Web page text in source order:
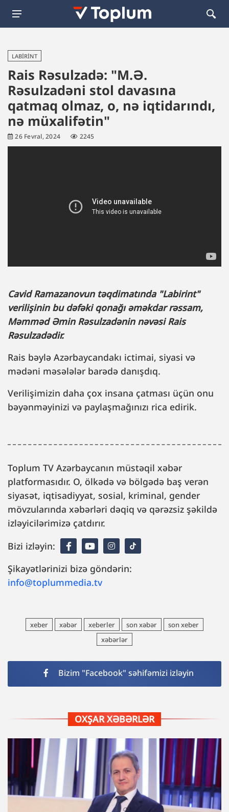
LABIRINT
Rais Rəsulzadə: "M.Ə.
Rəsulzadəni stol davasına
qatmaq olmaz, o, nə iqtidarındı,
nə müxalifətin"
26 Fevral, 2024 2245
Cavid Ramazanovun təqdimatında "Labirint"
verilişinin bu dəfəki qonağı əməkdar rəssam,
Məmməd Əmin Rəsulzadənin nəvəsi Rais
Rəsulzadədir.
Rais bəylə Azərbaycandakı ictimai, siyasi və
mədəni məsələlər barədə danışdıq.
Verilişimizin daha çox insana çatması üçün onu
bəyənməyinizi və paylaşmağınızı rica edirik.
Toplum TV Azərbaycanın müstəqil xəbər
platformasıdır. O, ölkədə və bölgədə baş verən
siyasət, iqtisadiyyat, sosial, kriminal, gender
mövzularında xəbərləri dəqiq və qərəzsiz şəkildə
izləyicilərimizə çatdırır.
Bizi izləyin:
Şikayətlərinizi bizə göndərin:
info@toplummedia.tv
xeber xəbər xeberler son xəbər
son xeber
xəbərlər
Bizim "Facebook" səhifəmizi izləyin
OXŞAR XƏBƏRLƏR